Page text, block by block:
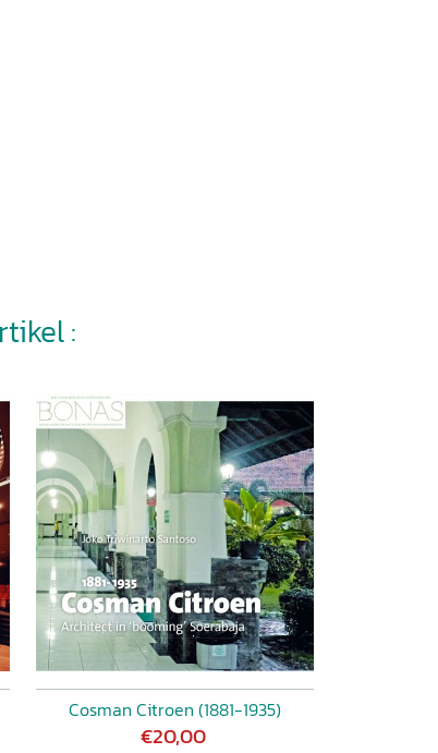
:
Cosman Citroen (1881-1935)
€20,00